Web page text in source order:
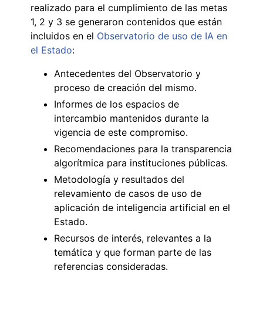
realizado para el cumplimiento de las metas
1, 2 y 3 se generaron contenidos que están
incluidos en el Observatorio de uso de IA en
el Estado:
Antecedentes del Observatorio y
proceso de creación del mismo.
Informes de los espacios de
intercambio mantenidos durante la
vigencia de este compromiso.
Recomendaciones para la transparencia
algorítmica para instituciones públicas.
Metodología y resultados del
relevamiento de casos de uso de
aplicación de inteligencia artificial en el
Estado.
Recursos de interés, relevantes a la
temática y que forman parte de las
referencias consideradas.